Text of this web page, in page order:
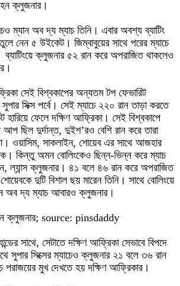
ক্লুজনার।
ম্যান অব দ্য ম্যাচ তিনি। এবার অবশ্য ব্যাটিং
নেন ৫ উইকেট। জিম্বাবুয়ের সাথে পরের ম্যাচে
ক্লুজনার ৫২ রান করে অপরাজিত থাকলেও
সেই বিশ্বকাপের অন্যতম টপ ফেভারিট
সিক্স পর্বে। সেই ম্যাচে ২২০ রান তাড়া করতে
হারিয়ে ফেলে দক্ষিণ আফ্রিকা। সেই বিশ্বকাপে
আপ ছিল দুর্দান্ত, দুইশ’রও বেশি রান করে তারা
ওয়াসিম, সাকলাইন, শোয়েব এর সাথে আজহার
কিন্তু অমন বোলিংকেও ছিন্ন-ভিন্ন করে ম্যাচ
ল্যান্স ক্লুজনার। ৪১ বলে ৪৬ রান করে অপরাজিত
দুটি বিশাল ছয় মারেন তিনি। সাথে বোলিংয়ে
অব দ্য ম্যাচ আবারও ক্লুজনার।
ক্লুজনার; source: pinsdaddy
সাথে, সেটাতে দক্ষিণ আফ্রিকা সেভাবে বিপদে
সুপার সিক্সের ম্যাচেও ক্লুজনার ২১ বলে ৩৬ রান
পরাজয়ের মুখ দেখতে হয় দক্ষিণ আফ্রিকার।